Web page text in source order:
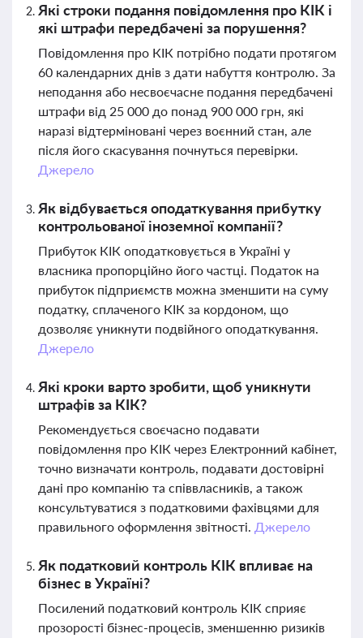
Які строки подання повідомлення про КІК і
які штрафи передбачені за порушення?
Повідомлення про КІК потрібно подати протягом
60 календарних днів з дати набуття контролю. За
неподання або несвоєчасне подання передбачені
штрафи від 25 000 до понад 900 000 грн, які
наразі відтерміновані через воєнний стан, але
після його скасування почнуться перевірки.
Джерело
Як відбувається оподаткування прибутку
контрольованої іноземної компанії?
Прибуток КІК оподатковується в Україні у
власника пропорційно його частці. Податок на
прибуток підприємств можна зменшити на суму
податку, сплаченого КІК за кордоном, що
дозволяє уникнути подвійного оподаткування.
Джерело
Які кроки варто зробити, щоб уникнути
штрафів за КІК?
Рекомендується своєчасно подавати
повідомлення про КІК через Електронний кабінет,
точно визначати контроль, подавати достовірні
дані про компанію та співвласників, а також
консультуватися з податковими фахівцями для
правильного оформлення звітності. Джерело
Як податковий контроль КІК впливає на
бізнес в Україні?
Посилений податковий контроль КІК сприяє
прозорості бізнес-процесів, зменшенню ризиків